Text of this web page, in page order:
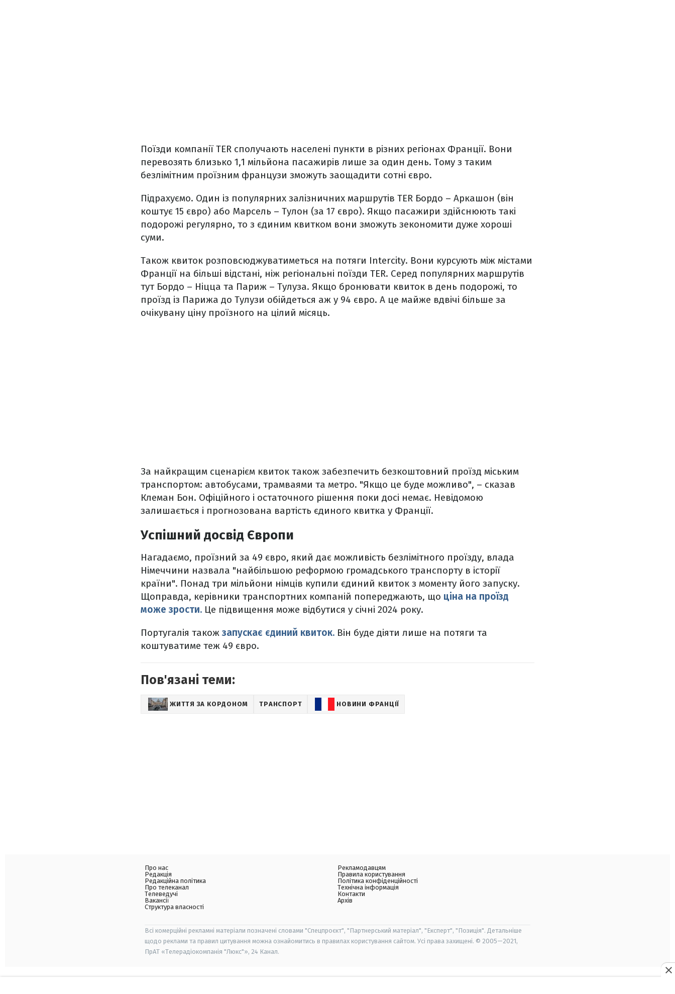
Поїзди компанії TER сполучають населені пункти в різних регіонах Франції. Вони
перевозять близько 1,1 мільйона пасажирів лише за один день. Тому з таким
безлімітним проїзним французи зможуть заощадити сотні євро.
Підрахуємо. Один із популярних залізничних маршрутів TER Бордо – Аркашон (він
коштує 15 євро) або Марсель – Тулон (за 17 євро). Якщо пасажири здійснюють такі
подорожі регулярно, то з єдиним квитком вони зможуть зекономити дуже хороші
суми.
Також квиток розповсюджуватиметься на потяги Intercity. Вони курсують між містами
Франції на більші відстані, ніж регіональні поїзди TER. Серед популярних маршрутів
тут Бордо – Ніцца та Париж – Тулуза. Якщо бронювати квиток в день подорожі, то
проїзд із Парижа до Тулузи обійдеться аж у 94 євро. А це майже вдвічі більше за
очікувану ціну проїзного на цілий місяць.
За найкращим сценарієм квиток також забезпечить безкоштовний проїзд міським
транспортом: автобусами, трамваями та метро. "‎Якщо це буде можливо", – сказав
Клеман Бон. Офіційного і остаточного рішення поки досі немає. Невідомою
залишається і прогнозована вартість єдиного квитка у Франції.
Успішний досвід Європи
Нагадаємо, проїзний за 49 євро, який дає можливість безлімітного проїзду, влада
Німеччини назвала "‎найбільшою реформою громадського транспорту в історії
країни". Понад три мільйони німців купили єдиний квиток з моменту його запуску.
Щоправда, керівники транспортних компаній попереджають, що ціна на проїзд
може зрости. Це підвищення може відбутися у січні 2024 року.
Португалія такожзапускає єдиний квиток. Він буде діяти лише на потяги та
коштуватиме теж 49 євро.
Пов'язані теми:
ЖИТТЯ ЗА КОРДОНОМ ТРАНСПОРТ НОВИНИ ФРАНЦІЇ
Про нас
Редакція
Редакційна політика
Про телеканал
Телеведучі
Вакансії
Структура власності
Рекламодавцям
Правила користування
Політика конфіденційності
Технічна інформація
Контакти
Архів
Всі комерційні рекламні матеріали позначені словами "Спецпроєкт", "Партнерський матеріал", "Експерт", "Позиція". Детальніше
щодо реклами та правил цитування можна ознайомитись в правилах користування сайтом. Усі права захищені. © 2005—2021,
ПрАТ «Телерадіокомпанія "Люкс"», 24 Канал.